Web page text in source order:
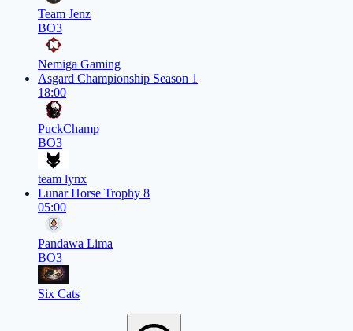
Team Jenz
BO3
Nemiga Gaming
Asgard Championship Season 1
18:00
PuckChamp
BO3
team lynx
Lunar Horse Trophy 8
05:00
Pandawa Lima
BO3
Six Cats